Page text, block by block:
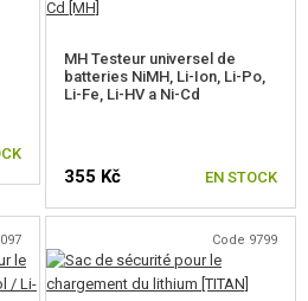
MH Testeur universel de
batteries NiMH, Li-Ion, Li-Po,
Li-Fe, Li-HV a Ni-Cd
355 Kč EN STOCK
Code 9799